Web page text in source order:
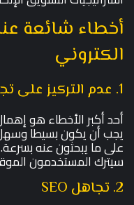
أخطاء شائعة
الكتروني
1. عدم التركيز على تجربة المستخدم (UX)
أحد أكبر الأخطاء هو
يجب أن يكون بسيطا وسهل
على ما يبحثون عنه
سيترك المستخدمون
2. تجاهل SEO